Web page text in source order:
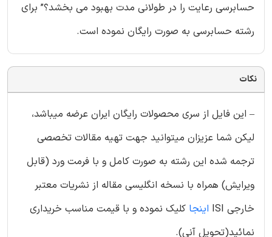
حسابرسی رعایت را در طولانی مدت بهبود می بخشد؟” برای
رشته حسابرسی به صورت رایگان نموده است.
نکات
– این فایل از سری محصولات رایگان ایران عرضه میباشد،
لیکن شما عزیزان میتوانید جهت تهیه مقالات تخصصی
ترجمه شده این رشته به صورت کامل و با فرمت ورد (قابل
ویرایش) همراه با نسخه انگلیسی مقاله از نشریات معتبر
خارجی ISI
اینجا کلیک نموده و با قیمت مناسب خریداری
نمائید(تحویل آنی).